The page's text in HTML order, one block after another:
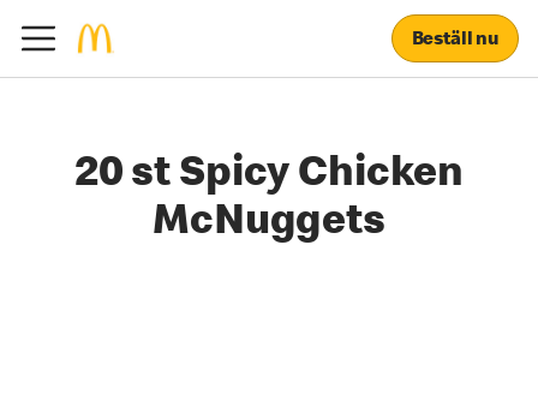
Beställ nu
20 st Spicy Chicken
McNuggets